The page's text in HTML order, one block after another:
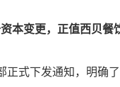
本变更，正值西贝餐
正式下发通知，明确